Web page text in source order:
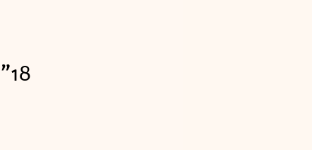
18" יHB קרקס